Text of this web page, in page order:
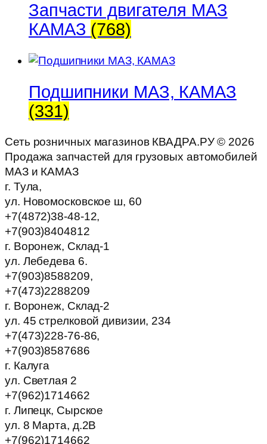
Запчасти двигателя МАЗ
КАМАЗ (768)
Подшипники МАЗ, КАМАЗ
(331)
Сеть розничных магазинов КВАДРА.РУ © 2026
Продажа запчастей для грузовых автомобилей
МАЗ и КАМАЗ
г. Тула,
ул. Новомосковское ш, 60
+7(4872)38-48-12,
+7(903)8404812
г. Воронеж, Склад-1
ул. Лебедева 6.
+7(903)8588209,
+7(473)2288209
г. Воронеж, Склад-2
ул. 45 стрелковой дивизии, 234
+7(473)228-76-86,
+7(903)8587686
г. Калуга
ул. Светлая 2
+7(962)1714662
г. Липецк, Сырское
ул. 8 Марта, д.2В
+7(962)1714662